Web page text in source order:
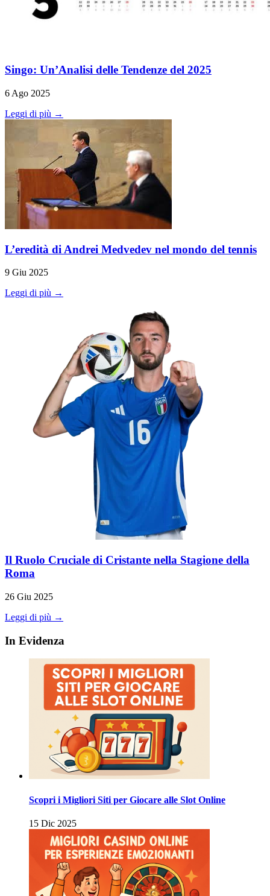
Singo: Un’Analisi delle Tendenze del 2025
6 Ago 2025
Leggi di più →
L’eredità di Andrei Medvedev nel mondo del tennis
9 Giu 2025
Leggi di più →
Il Ruolo Cruciale di Cristante nella Stagione della
Roma
26 Giu 2025
Leggi di più →
In Evidenza
Scopri i Migliori Siti per Giocare alle Slot Online
15 Dic 2025